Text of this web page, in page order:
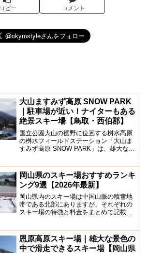
コピー コメント
大山ますみず高原 SNOW PARK
｜駐車場が近い！ナイターもある
絶景スキー場【鳥取・西伯郡】
国立公園大山の裾野に位置する桝水高原
の桝水フィールドステーション「大山ま
すみず高原 SNOW PARK」は、雄大な大
山ICより車で約1時間37分です。充実のゲ
レンデアイ...
岡山県のスキー場おすすめランキ
ング9選【2026年最新】
岡山県内のスキー場は中国山脈の積雪地
帯である北部にありますが、それぞれの
スキー場の特徴と料金をまとめて記載し
らの方面のスキー場も含めています。恩
原高原スキー場【鏡野町】...
恩原高原スキー場｜雄大な景色の
中で滑走できるスキー場【岡山県